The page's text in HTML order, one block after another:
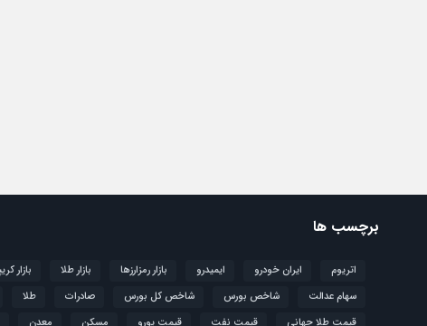
برچسب ها
اتریوم ایران خودرو ایمیدرو بازار رمزارزها بازار طلا بازار
سهام عدالت
شاخص بورس شاخص کل بورس صادرات طلا
قیمت طلا جهانی
قیمت نفت قیمت یورو مسکن معدن